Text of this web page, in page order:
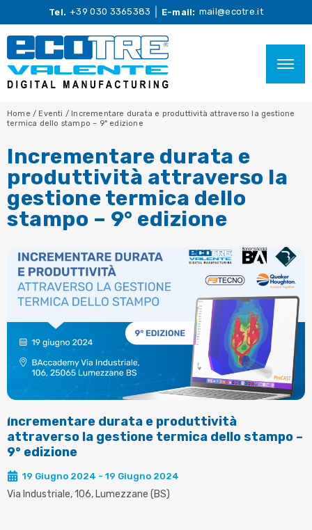
Tel. +39 030 3365383 E-mail: mail@ecotre.it
Home / Eventi / Incrementare durata e produttività attraverso la gestione
termica dello stampo – 9° edizione
Incrementare durata e
produttività attraverso la
gestione termica dello
stampo – 9° edizione
Incrementare durata e produttività
attraverso la gestione termica dello stampo –
9° edizione
19 Giugno 2024 - 19 Giugno 2024
Via Industriale, 106, Lumezzane (BS)